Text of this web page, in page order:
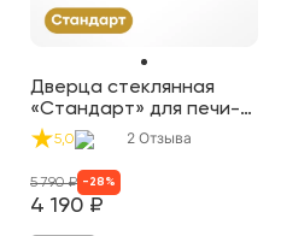
Дверца стеклянная
«Стандарт» для печи-
буржуйки «Теплосталь»
5,0 2 Отзыва
4 190 ₽
5 790₽ - 28 %